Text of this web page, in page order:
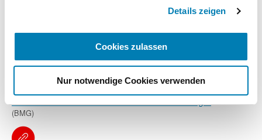
Details zeigen
Cookies zulassen
Nur notwendige Cookies verwenden
Informationen zum Europäischen Antibiotikatag
DART - Deutsche Antibiotika-Resistenzstrategie
(BMG)